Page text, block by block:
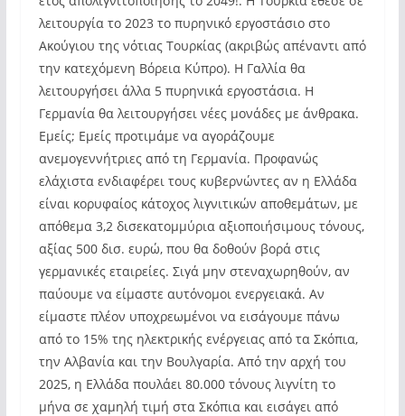
λειτουργία το 2023 το πυρηνικό εργοστάσιο στο
Ακούγιου της νότιας Τουρκίας (ακριβώς απέναντι από
την κατεχόμενη Βόρεια Κύπρο). Η Γαλλία θα
λειτουργήσει άλλα 5 πυρηνικά εργοστάσια. Η
Γερμανία θα λειτουργήσει νέες μονάδες με άνθρακα.
Εμείς; Εμείς προτιμάμε να αγοράζουμε
ανεμογεννήτριες από τη Γερμανία. Προφανώς
ελάχιστα ενδιαφέρει τους κυβερνώντες αν η Ελλάδα
είναι κορυφαίος κάτοχος λιγνιτικών αποθεμάτων, με
απόθεμα 3,2 δισεκατομμύρια αξιοποιήσιμους τόνους,
αξίας 500 δισ. ευρώ, που θα δοθούν βορά στις
γερμανικές εταιρείες. Σιγά μην στεναχωρηθούν, αν
παύουμε να είμαστε αυτόνομοι ενεργειακά. Αν
είμαστε πλέον υποχρεωμένοι να εισάγουμε πάνω
από το 15% της ηλεκτρικής ενέργειας από τα Σκόπια,
την Αλβανία και την Βουλγαρία. Από την αρχή του
2025, η Ελλάδα πουλάει 80.000 τόνους λιγνίτη το
μήνα σε χαμηλή τιμή στα Σκόπια και εισάγει από